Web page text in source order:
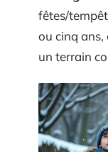
fêtes/
ou cinq ans,
un terrain